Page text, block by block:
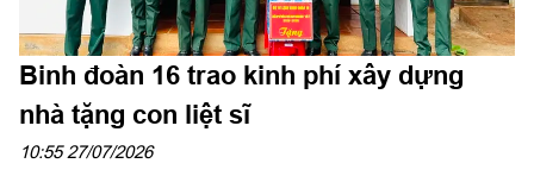
Binh đoàn 16 trao kinh phí xây dựng
nhà tặng con liệt sĩ
10:55 27/07/2026